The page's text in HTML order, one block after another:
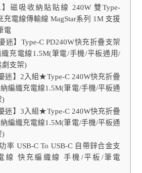
】磁吸收納貼貼線 240W 雙Type-
充電線傳輸線 MagStar系列 1M 支援
電
迷】Type-C PD240W快充折疊支架
充電線1.5M(筆電/手機/平板通用/
劇支架)
迷】2入組★Type-C 240W快充折疊
編織充電線1.5M(筆電/手機/平板通
)
迷】3入組★Type-C 240W快充折疊
編織充電線1.5M(筆電/手機/平板通
)
率 USB-C To USB-C 自帶鋅合金支
線 快充編織線 手機/平板/筆電